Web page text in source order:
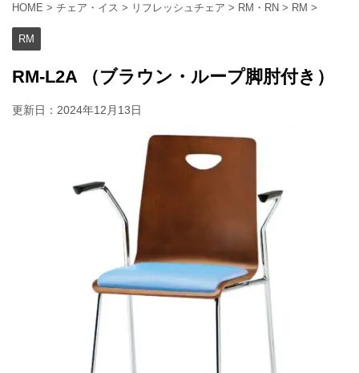
HOME > チェア・イス > リフレッシュチェア > RM・RN > RM >
RM
RM-L2A （ブラウン・ループ脚肘付き）
更新日： 2024年12月13日